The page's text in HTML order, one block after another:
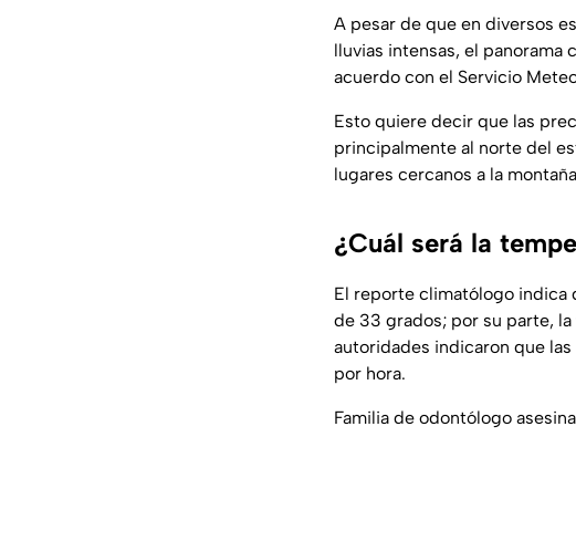
A pesar de que en diversos
lluvias intensas, el panorama
acuerdo con el Servicio
Esto quiere decir que las
principalmente al norte del
lugares cercanos a la
¿Cuál será la
El reporte climatólogo indica
de 33 grados; por su parte, la
autoridades indicaron que
por hora.
Familia de odontólogo